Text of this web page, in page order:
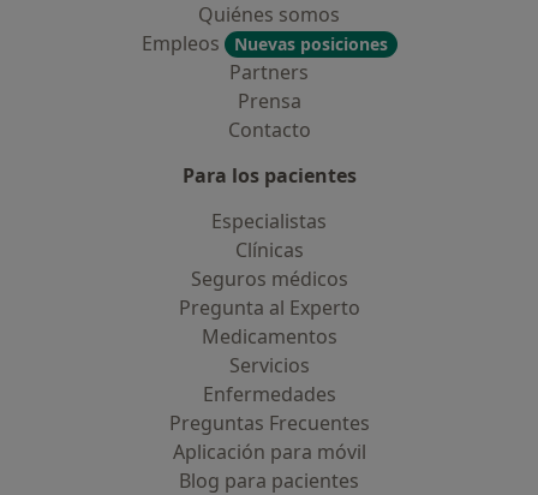
Quiénes somos
Empleos
Nuevas posiciones
Partners
Prensa
Contacto
Para los pacientes
Especialistas
Clínicas
Seguros médicos
Pregunta al Experto
Medicamentos
Servicios
Enfermedades
Preguntas Frecuentes
Aplicación para móvil
Blog para pacientes